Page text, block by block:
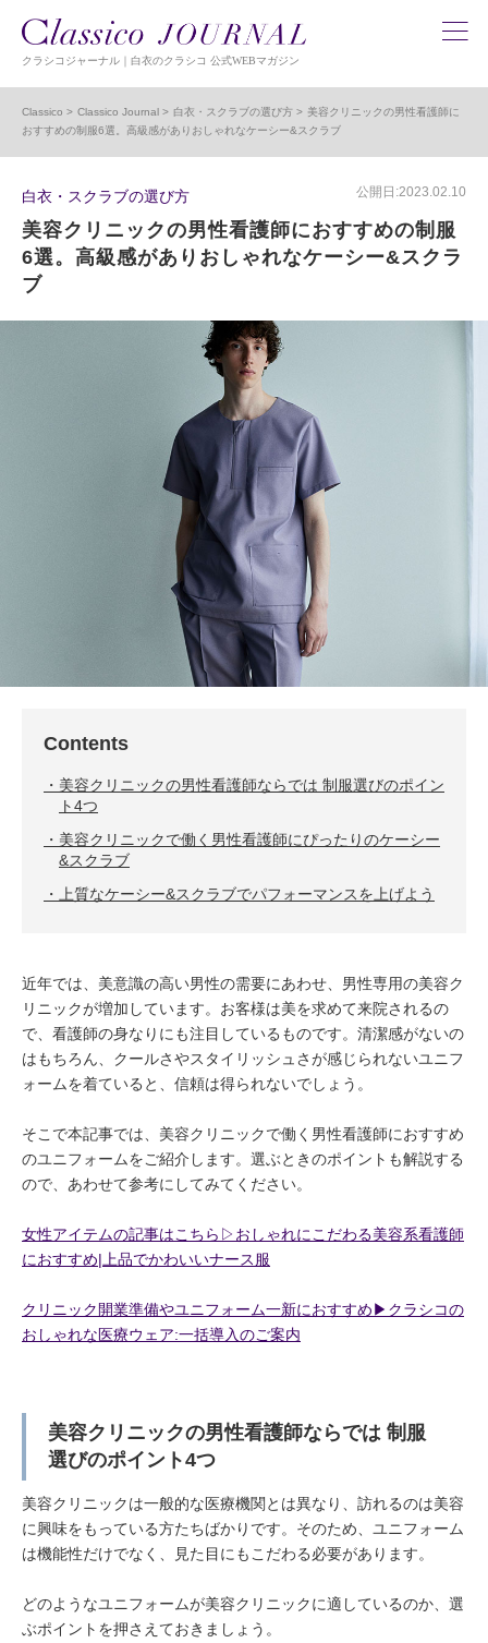
クラシコジャーナル｜白衣のクラシコ 公式WEBマガジン
Classico Classico Journal 白衣・スクラブの選び方
美容クリニックの男性看護師に
おすすめの制服6選。高級感がありおしゃれなケーシー&スクラブ
白衣・スクラブの選び方 公開日:2023.02.10
美容クリニックの男性看護師におすすめの制服
6選。高級感がありおしゃれなケーシー&スクラ
ブ
Contents
美容クリニックの男性看護師ならでは 制服選びのポイン
ト4つ
美容クリニックで働く男性看護師にぴったりのケーシー
&スクラブ
上質なケーシー&スクラブでパフォーマンスを上げよう
近年では、美意識の高い男性の需要にあわせ、男性専用の美容ク
リニックが増加しています。お客様は美を求めて来院されるの
で、看護師の身なりにも注目しているものです。清潔感がないの
はもちろん、クールさやスタイリッシュさが感じられないユニフ
ォームを着ていると、信頼は得られないでしょう。
そこで本記事では、美容クリニックで働く男性看護師におすすめ
のユニフォームをご紹介します。選ぶときのポイントも解説する
ので、あわせて参考にしてみてください。
女性アイテムの記事はこちら▷おしゃれにこだわる美容系看護師
におすすめ|上品でかわいいナース服
クリニック開業準備やユニフォーム一新におすすめ▶︎クラシコの
おしゃれな医療ウェア:一括導入のご案内
美容クリニックの男性看護師ならでは 制服
選びのポイント4つ
美容クリニックは一般的な医療機関とは異なり、訪れるのは美容
に興味をもっている方たちばかりです。そのため、ユニフォーム
は機能性だけでなく、見た目にもこだわる必要があります。
どのようなユニフォームが美容クリニックに適しているのか、選
ぶポイントを押さえておきましょう。